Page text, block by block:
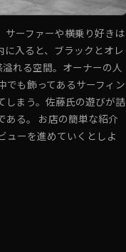
サーファーや横乗り好きは
入ると、ブラックとオレ
れる空間。オーナーの人
でも飾ってあるサーフィン
しまう。佐藤氏の遊びが詰
ある。 お店の簡単な紹介
ューを進めていくとしよ